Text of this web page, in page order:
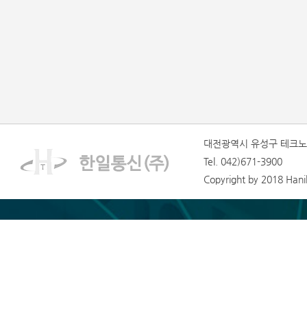
대전광역시 유성구 테크
Tel. 042)671-3900
Copyright by 2018